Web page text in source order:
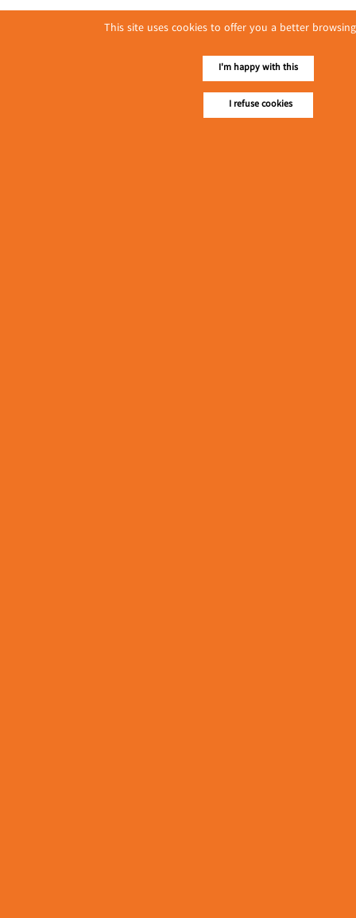
This site uses cookies to offer you a better
I'm happy with this
I refuse cookies